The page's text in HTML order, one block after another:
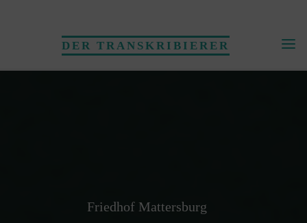
DER TRANSKRIBIERER
Friedhof Mattersburg